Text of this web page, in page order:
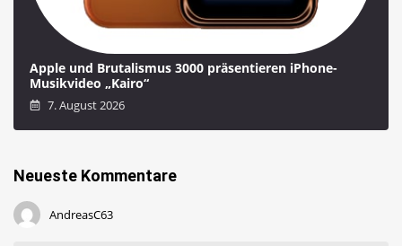
Apple und Brutalismus 3000 präsentieren iPhone-
Musikvideo „Kairo“
7. August 2026
Neueste Kommentare
AndreasC63